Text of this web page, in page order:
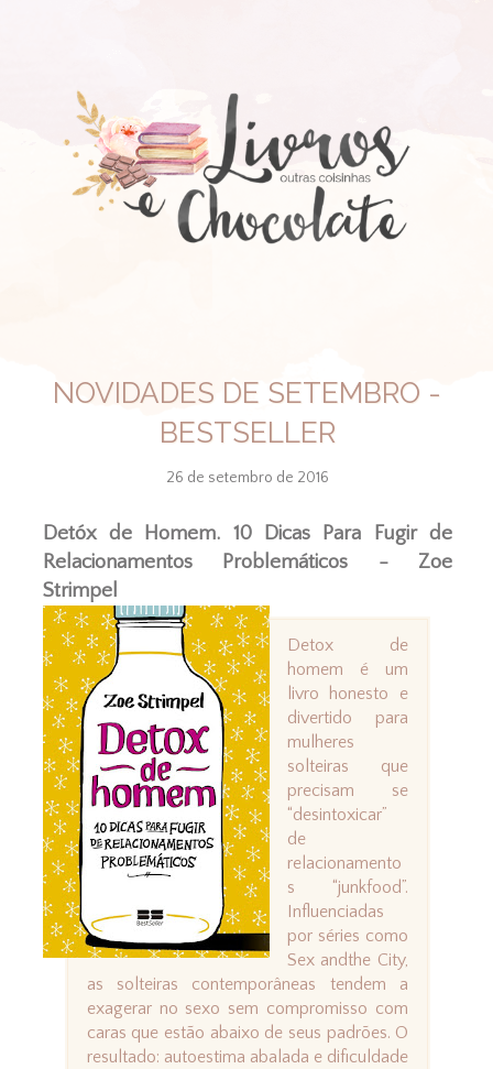
NOVIDADES DE SETEMBRO -
BESTSELLER
26 de setembro de 2016
Detóx de Homem. 10 Dicas Para Fugir de
Relacionamentos Problemáticos - Zoe
Strimpel
Detox de
homem é um
livro honesto e
divertido para
mulheres
solteiras que
precisam se
“desintoxicar”
de
relacionamento
s “junkfood”.
Influenciadas
por séries como
Sex andthe City,
as solteiras contemporâneas tendem a
exagerar no sexo sem compromisso com
caras que estão abaixo de seus padrões. O
resultado: autoestima abalada e dificuldade